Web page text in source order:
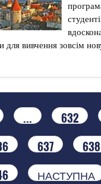
для вивчення зовсім
...
632
637
638
НАСТУПНА